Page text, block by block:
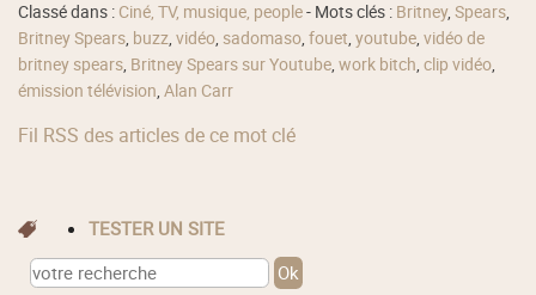
Classé dans : Ciné, TV, musique, people- Mots clés : Britney,Spears,
Britney Spears, buzz,vidéo, sadomaso,fouet,youtube,vidéo de
britney spears, Britney Spears sur Youtube,work bitch,clip vidéo,
émission télévision,Alan Carr
Fil RSS des articles de ce mot clé
TESTER UN SITE